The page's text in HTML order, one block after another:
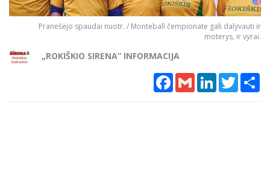
Pranešėjo spaudai nuotr. / Monteball čempionate gali dalyvauti ir
moterys, ir vyrai.
„ROKIŠKIO SIRENA“ INFORMACIJA
Facebook
Gmail LinkedInTwitter